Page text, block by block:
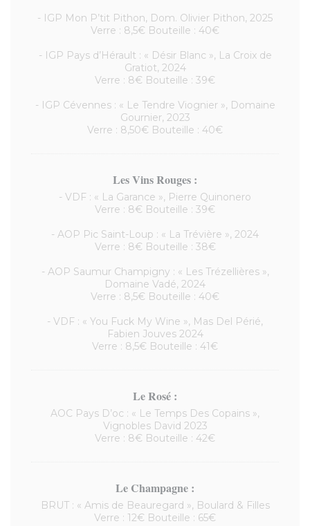
- IGP Mon P’tit Pithon, Dom. Olivier Pithon, 2025
Verre : 8,5€ Bouteille : 40€
- IGP Pays d’Hérault : « Désir Blanc », La Croix de
Gratiot, 2024
Verre : 8€ Bouteille : 39€
- IGP Cévennes : « Le Tendre Viognier », Domaine
Gournier, 2023
Verre : 8,50€ Bouteille : 40€
Les Vins Rouges :
- VDF : « La Garance », Pierre Quinonero
Verre : 8€ Bouteille : 39€
- AOP Pic Saint-Loup : « La Trévière », 2024
Verre : 8€ Bouteille : 38€
- AOP Saumur Champigny : « Les Trézellières »,
Domaine Vadé, 2024
Verre : 8,5€ Bouteille : 40€
- VDF : « You Fuck My Wine », Mas Del Périé,
Fabien Jouves 2024
Verre : 8,5€ Bouteille : 41€
Le Rosé :
AOC Pays D’oc : « Le Temps Des Copains »,
Vignobles David 2023
Verre : 8€ Bouteille : 42€
Le Champagne :
BRUT : « Amis de Beauregard », Boulard & Filles
Verre : 12€ Bouteille : 65€